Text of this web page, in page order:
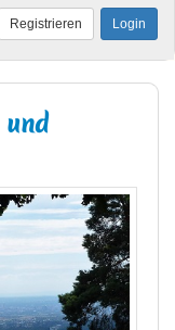
Login
Registrieren